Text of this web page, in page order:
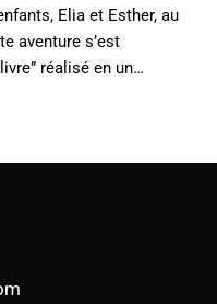
Elia et Esther, au
aventure s’est
réalisé en un…